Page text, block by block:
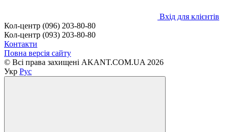
Вхід для клієнтів
Кол-центр (096) 203-80-80
Кол-центр (093) 203-80-80
Контакти
Повна версія сайту
© Всі права захищені AKANT.COM.UA 2026
Укр Рус